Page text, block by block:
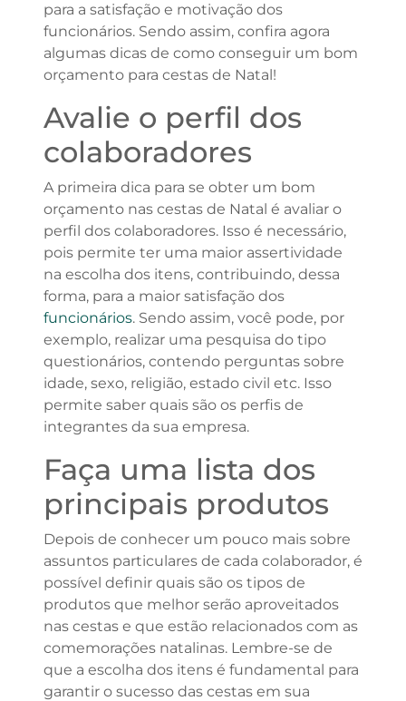
para a satisfação e motivação dos
funcionários. Sendo assim, confira agora
algumas dicas de como conseguir um bom
orçamento para cestas de Natal!
Avalie o perfil dos
colaboradores
A primeira dica para se obter um bom
orçamento nas cestas de Natal é avaliar o
perfil dos colaboradores. Isso é necessário,
pois permite ter uma maior assertividade
na escolha dos itens, contribuindo, dessa
forma, para a maior satisfação dos
funcionários. Sendo assim, você pode, por
exemplo, realizar uma pesquisa do tipo
questionários, contendo perguntas sobre
idade, sexo, religião, estado civil etc. Isso
permite saber quais são os perfis de
integrantes da sua empresa.
Faça uma lista dos
principais produtos
Depois de conhecer um pouco mais sobre
assuntos particulares de cada colaborador, é
possível definir quais são os tipos de
produtos que melhor serão aproveitados
nas cestas e que estão relacionados com as
comemorações natalinas. Lembre-se de
que a escolha dos itens é fundamental para
garantir o sucesso das cestas em sua